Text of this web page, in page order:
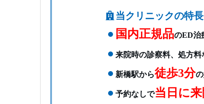
当クリニックの特長
国内正規品のED治
来院時の診察料、処方料
新橋駅から徒歩3分
予約なしで当日に